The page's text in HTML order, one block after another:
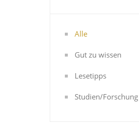
Alle
Gut zu wissen
Lesetipps
Studien/Forschung